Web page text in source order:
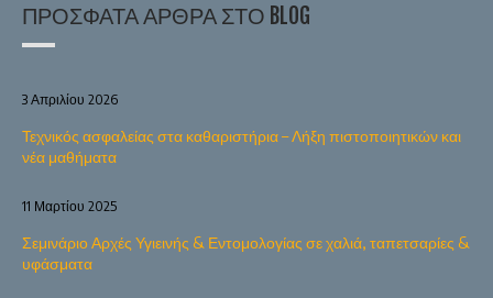
ΠΡΌΣΦΑΤΑ ΆΡΘΡΑ ΣΤΟ BLOG
Τεχνικός ασφαλείας στα καθαριστήρια – Λήξη πιστοποιητικών και
νέα μαθήματα
3 Απριλίου 2026
Σεμινάριο Αρχές Υγιεινής & Εντομολογίας σε χαλιά, ταπετσαρίες &
υφάσματα
11 Μαρτίου 2025